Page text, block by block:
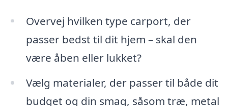
Overvej hvilken type carport, der
passer bedst til dit hjem – skal den
være åben eller lukket?
Vælg materialer, der passer til både dit
budget og din smag, såsom træ, metal